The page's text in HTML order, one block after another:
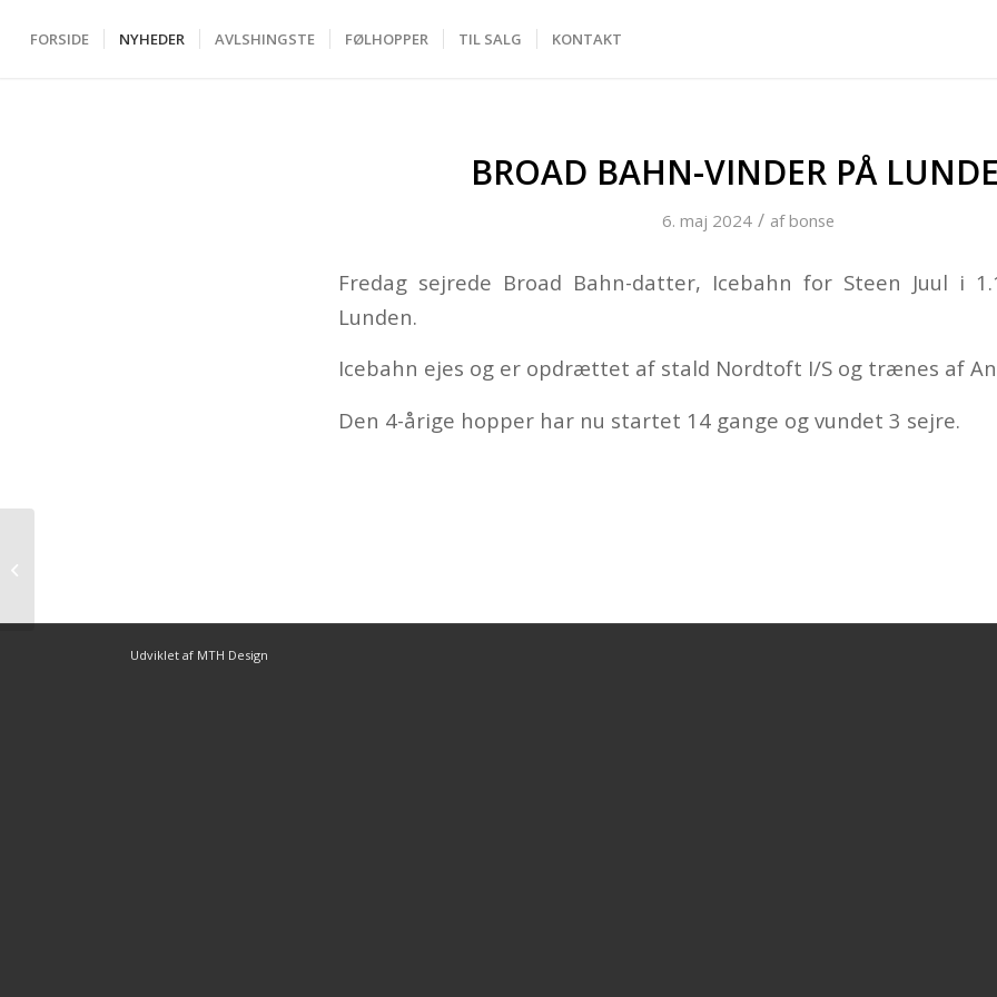
FORSIDE NYHEDER AVLSHINGSTE FØLHOPPER TIL SALG KONTAKT
BROAD BAHN-VINDER PÅ
6. maj 2024 / afbonse
Fredag sejrede Broad Bahn-datter, Icebahn for Steen Juul i
Lunden.
Icebahn ejes og er opdrættet af stald Nordtoft I/S og trænes af
Den 4-årige hopper har nu startet 14 gange og vundet 3 sejre.
Udviklet af MTH Design